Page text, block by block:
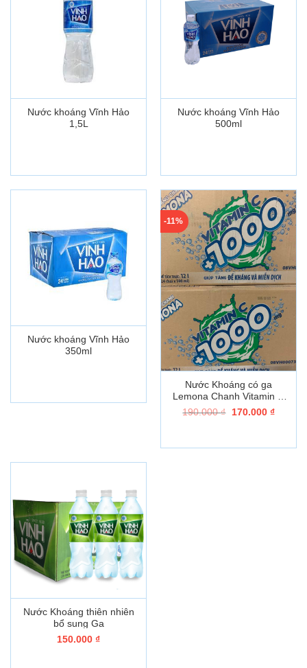
Nước khoáng Vĩnh Hảo
1,5L
Nước khoáng Vĩnh Hảo
500ml
Nước khoáng Vĩnh Hảo
350ml
-11%
Nước Khoáng có ga
Lemona Chanh Vitamin C
mới 500ML
190.000₫
Giá
170.000 ₫Giá
Nước Khoáng thiên nhiên
bổ sung Ga
150.000 ₫